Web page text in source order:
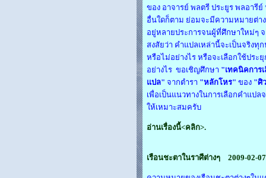
ของ อาจารย์ พลตรี ประยูร พลอารีย์
อื่นใดก็ตาม ย่อมจะมีความหมายต่า
อยู่หลายประการจนผู้ที่ศึกษาใหม่ๆ จ
สงสัยว่า คำแปลเหล่านี้จะเป็นจริงทุก
หรือไม่อย่างไร หรือจะเลือกใช้ประ
อย่างไร ขอเชิญศึกษา "เทคนิคการ
แปล" จากตำรา "หลักโหร" ของ "ศิ
เพื่อเป็นแนวทางในการเลือกคำแปล
ให้เหมาะสมครับ
อ่านเรื่องนี้<คลิก>.
เรือนชะตาในราศีต่างๆ 2009-02-07